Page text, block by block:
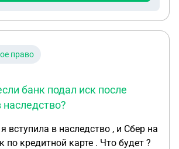
право
банк подал иск после
наследство?
вступила в наследство , и Сбер на
по кредитной карте . Что будет ?